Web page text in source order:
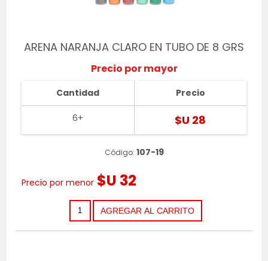
ARENA NARANJA CLARO EN TUBO DE 8 GRS
Precio por mayor
Cantidad
6+
Precio
$U 28
Código: 107-19
Precio por menor $U 32